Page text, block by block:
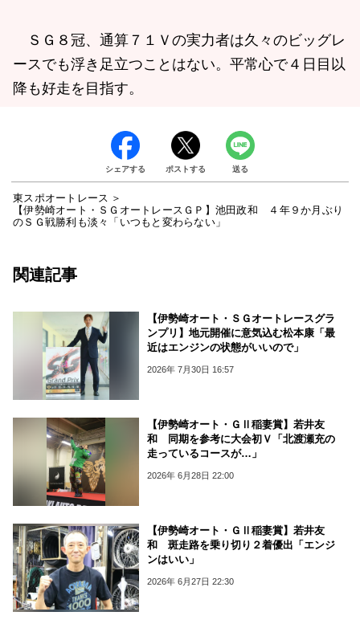
ＳＧ８冠、通算７１Ｖの実力者は久々のビッグレ
ースでも浮き足立つことはない。平常心で４日目以
降も好走を目指す。
シェアする ポストする 送る
東スポオートレース
【伊勢崎オート・ＳＧオートレースＧＰ】池田政和 ４年９か月ぶり
のＳＧ戦勝利も淡々「いつもと変わらない」
関連記事
【伊勢崎オート・ＳＧオートレースグラ
ンプリ】地元開催に意気込む松本康「最
近はエンジンの状態がいいので」
2026年 7月30日 16:57
【伊勢崎オート・ＧⅡ稲妻賞】若井友
和 同期を参考に大会初Ｖ「北渡瀬充の
走っているコースが…」
2026年 6月28日 22:00
【伊勢崎オート・ＧⅡ稲妻賞】若井友
和 斑走路を乗り切り２着優出「エンジ
ンはいい」
2026年 6月27日 22:30